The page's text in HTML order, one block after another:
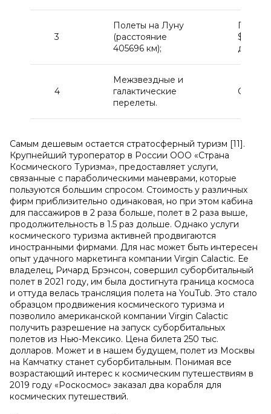
3
Полеты на Луну
(расстояние
405696 км);
$2,3
4
Межзвездные и
галактические
перелеты.
Самым дешевым остается стратосферный туризм [11].
Крупнейший туроператор в России ООО «Страна
Космического Туризма», предоставляет услуги,
связанные с параболическими маневрами, которые
пользуются большим спросом. Стоимость у различных
фирм приблизительно одинаковая, но при этом кабина
для пассажиров в 2 раза больше, полет в 2 раза выше,
продолжительность в 1.5 раз дольше. Однако услуги
космического туризма активней продвигаются
иностранными фирмами. Для нас может быть интересен
опыт удачного маркетинга компании Virgin Calactic. Ее
владелец, Ричард Брэнсон, совершил суборбитальный
полет в 2021 году, им была достигнута граница космоса
и оттуда велась трансляция полета на YouTub. Это стало
образцом продвижения космического туризма и
позволило американской компании Virgin Calactic
получить разрешение на запуск суборбитальных
полетов из Нью-Мексико. Цена билета 250 тыс.
долларов. Может и в нашем будущем, полет из Москвы
на Камчатку станет суборбитальным. Понимая все
возрастающий интерес к космическим путешествиям в
2019 году «Роскосмос» заказал два корабля для
космических путешествий.